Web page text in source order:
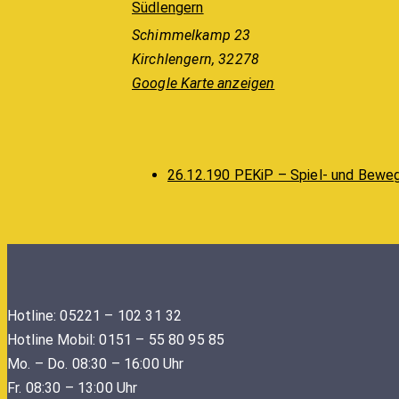
Südlengern
Schimmelkamp 23
Kirchlengern, 32278
Google Karte anzeigen
26.12.190 PEKiP – Spiel- und
Hotline: 05221 – 102 31 32
Hotline Mobil: 0151 – 55 80 95 85
Mo. – Do. 08:30 – 16:00 Uhr
Fr. 08:30 – 13:00 Uhr